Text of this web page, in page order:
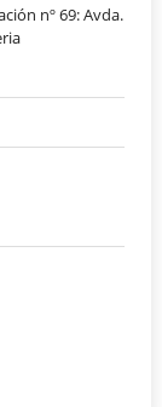
nº 69: Avda.